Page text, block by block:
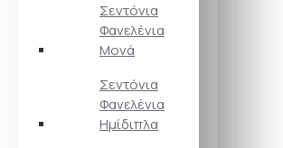
Σεντόνια
Φανελένια
Μονά
Σεντόνια
Φανελένια
Ημίδιπλα